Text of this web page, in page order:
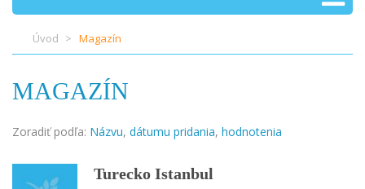
Úvod Magazín
MAGAZÍN
Zoradiť podľa: Názvu, dátumu pridania, hodnotenia
Turecko Istanbul